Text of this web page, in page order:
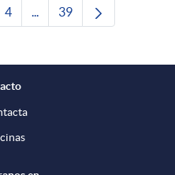
Página
4 ...Páginas intermedias Use
Página
39